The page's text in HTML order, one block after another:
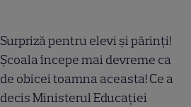
Surpriză pentru elevi și părinți!
Școala începe mai devreme ca
de obicei toamna aceasta! Ce a
decis Ministerul Educației